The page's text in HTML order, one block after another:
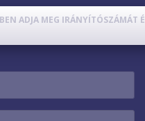
SZERVER
ADJA MEG IRÁNYÍTÓSZÁMÁT